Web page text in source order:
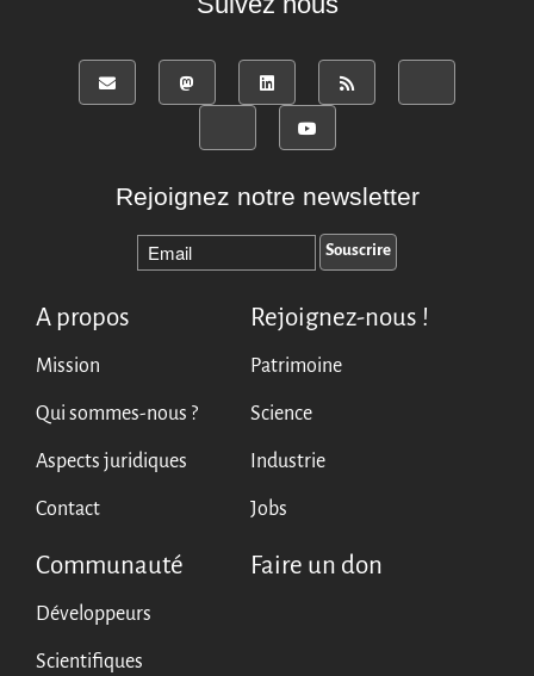
Rejoignez notre newsletter
A propos
Mission
Qui sommes-nous ?
Aspects juridiques
Contact
Rejoignez-nous !
Patrimoine
Science
Industrie
Jobs
Communauté
Développeurs
Scientifiques
Faire un don